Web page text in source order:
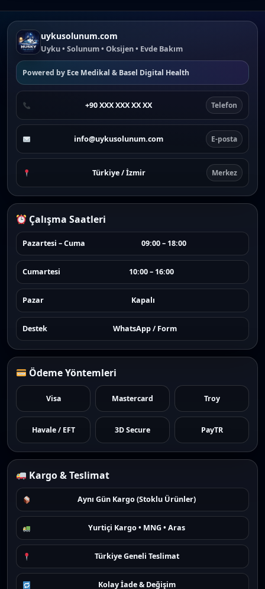
uykusolunum.com
Uyku • Solunum • Oksijen • Evde Bakım
Powered by Ece Medikal & Basel Digital Health
+90 XXX XXX XX XX Telefon
info@uykusolunum.com E-posta
Türkiye / İzmir Merkez
Çalışma Saatleri
Pazartesi – Cuma 09:00 – 18:00
Cumartesi 10:00 – 16:00
Pazar Kapalı
Destek WhatsApp / Form
Ödeme Yöntemleri
Visa Mastercard Troy
Havale / EFT 3D Secure PayTR
Kargo & Teslimat
Aynı Gün Kargo (Stoklu Ürünler)
Yurtiçi Kargo • MNG • Aras
Türkiye Geneli Teslimat
Kolay İade & Değişim